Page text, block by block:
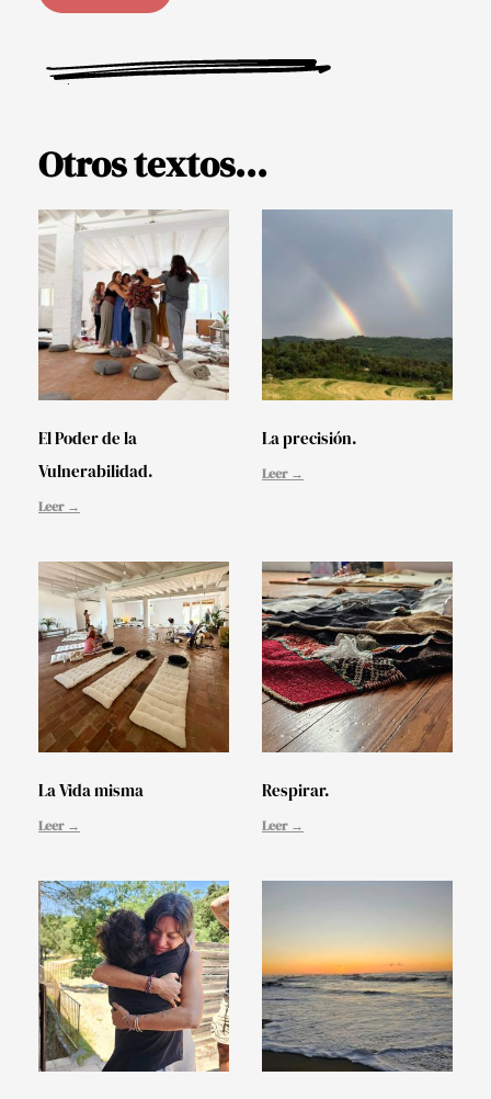
Otros textos...
El Poder de la
Vulnerabilidad.
Leer →
La precisión.
Leer →
La Vida misma
Leer →
Respirar.
Leer →